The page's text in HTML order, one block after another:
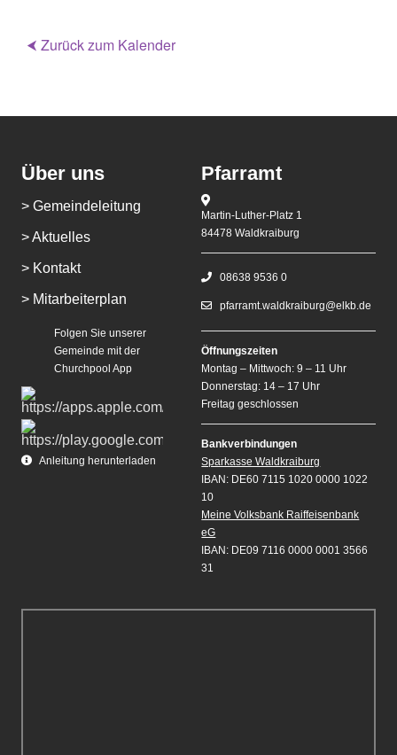
⮜ Zurück zum Kalender
Über uns
> Gemeindeleitung
> Aktuelles
> Kontakt
> Mitarbeiterplan
Folgen Sie unserer
Gemeinde mit der
Churchpool App
Anleitung herunterladen
Pfarramt
Martin-Luther-Platz 1
84478 Waldkraiburg
08638 9536 0
pfarramt.waldkraiburg@elkb.de
Öffnungszeiten
Montag – Mittwoch: 9 – 11 Uhr
Donnerstag: 14 – 17 Uhr
Freitag geschlossen
Bankverbindungen
Sparkasse Waldkraiburg
IBAN: DE60 7115 1020 0000 1022
10
Meine Volksbank Raiffeisenbank
eG
IBAN: DE09 7116 0000 0001 3566
31